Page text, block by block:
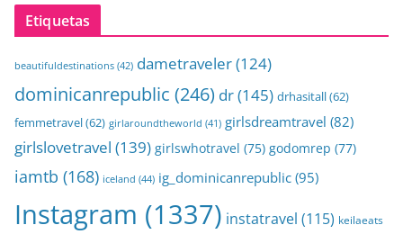
Etiquetas
beautifuldestinations (42) dametraveler(124)
dominicanrepublic (246) dr(145) drhasitall(62)
femmetravel(62) girlaroundtheworld (41) girlsdreamtravel (82)
girlslovetravel (139) girlswhotravel (75) godomrep (77)
iamtb (168) iceland (44) ig_dominicanrepublic (95)
Instagram (1337) instatravel (115) keilaeats